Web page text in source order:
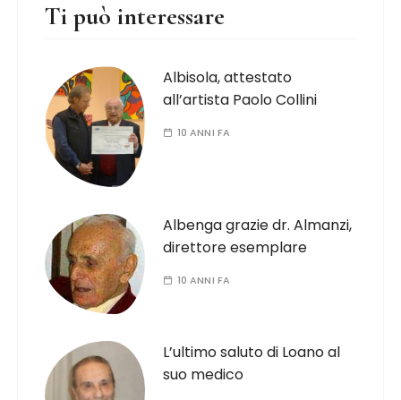
Ti può interessare
Albisola, attestato
all’artista Paolo Collini
10 ANNI FA
Albenga grazie dr. Almanzi,
direttore esemplare
10 ANNI FA
L’ultimo saluto di Loano al
suo medico